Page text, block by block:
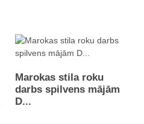
Marokas stila roku
darbs spilvens mājām
D...